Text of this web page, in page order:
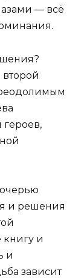
— всё
второй
и решения
книгу и
и
зависит